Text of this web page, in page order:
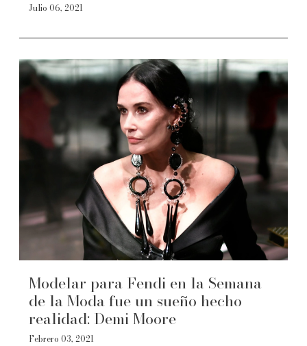
Julio 06, 2021
Modelar para Fendi en la Semana
de la Moda fue un sueño hecho
realidad: Demi Moore
Febrero 03, 2021